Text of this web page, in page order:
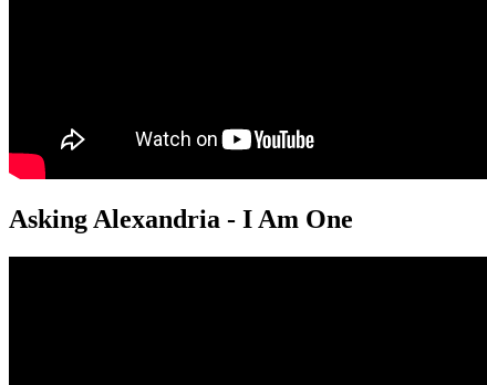
Asking Alexandria - I Am One